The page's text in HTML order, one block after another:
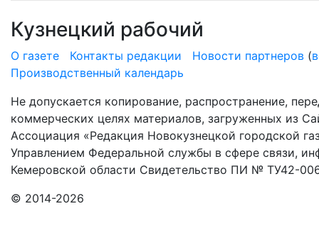
Кузнецкий рабочий
О газете Контакты редакции Новости партнеров (
Производственный календарь
Не допускается копирование, распространение,
коммерческих целях материалов, загруженных из
Ассоциация «Редакция Новокузнецкой городской
Управлением Федеральной службы в сфере связи,
Кемеровской области Свидетельство ПИ № ТУ42-
© 2014-2026